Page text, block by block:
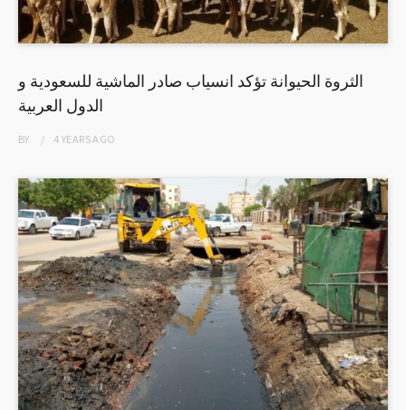
الثروة الحيوانة تؤكد انسياب صادر الماشية للسعودية و
الدول العربية
BY 4 YEARSAGO